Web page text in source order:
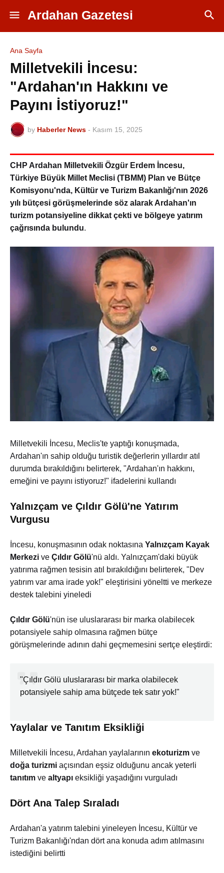
Ardahan Gazetesi
Ana Sayfa
Milletvekili İncesu:
"Ardahan'ın Hakkını ve
Payını İstiyoruz!"
by Haberler News - Kasım 15, 2025
CHP Ardahan Milletvekili Özgür Erdem İncesu,
Türkiye Büyük Millet Meclisi (TBMM) Plan ve Bütçe
Komisyonu'nda, Kültür ve Turizm Bakanlığı'nın 2026
yılı bütçesi görüşmelerinde söz alarak Ardahan'ın
turizm potansiyeline dikkat çekti ve bölgeye yatırım
çağrısında bulundu.
Milletvekili İncesu, Meclis'te yaptığı konuşmada,
Ardahan'ın sahip olduğu turistik değerlerin yıllardır atıl
durumda bırakıldığını belirterek, "Ardahan'ın hakkını,
emeğini ve payını istiyoruz!" ifadelerini kullandı
Yalnızçam ve Çıldır Gölü'ne Yatırım
Vurgusu
İncesu, konuşmasının odak noktasına Yalnızçam Kayak
Merkezi ve Çıldır Gölü'nü aldı. Yalnızçam'daki büyük
yatırıma rağmen tesisin atıl bırakıldığını belirterek, "Dev
yatırım var ama irade yok!" eleştirisini yöneltti ve merkeze
destek talebini yineledi
Çıldır Gölü'nün ise uluslararası bir marka olabilecek
potansiyele sahip olmasına rağmen bütçe
görüşmelerinde adının dahi geçmemesini sertçe eleştirdi:
"Çıldır Gölü uluslararası bir marka olabilecek
potansiyele sahip ama bütçede tek satır yok!"
Yaylalar ve Tanıtım Eksikliği
Milletvekili İncesu, Ardahan yaylalarının ekoturizm ve
doğa turizmi açısından eşsiz olduğunu ancak yeterli
tanıtım ve altyapı eksikliği yaşadığını vurguladı
Dört Ana Talep Sıraladı
Ardahan'a yatırım talebini yineleyen İncesu, Kültür ve
Turizm Bakanlığı'ndan dört ana konuda adım atılmasını
istediğini belirtti